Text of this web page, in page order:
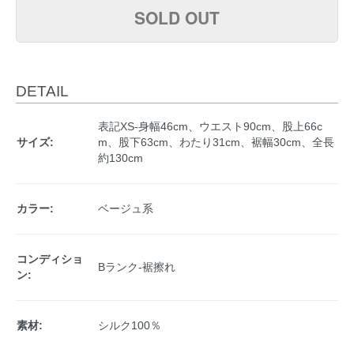
SOLD OUT
DETAIL
サイズ:
表記XS-身幅46cm、ウエスト90cm、股上66c
m、股下63cm、わたり31cm、裾幅30cm、全長
約130cm
カラー: ベージュ系
コンディショ
ン:
Bランク-裾擦れ
素材: シルク100％